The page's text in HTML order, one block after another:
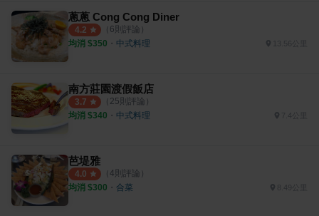
蔥蔥 Cong Cong Diner
4.2 （ 6則評論）
均消 $350 ・ 中式料理 13.56公里
南方莊園渡假飯店
3.7 （ 25則評論）
均消 $340 ・ 中式料理 7.4公里
芭堤雅
4.0 （ 4則評論）
均消 $300 ・ 合菜 8.49公里